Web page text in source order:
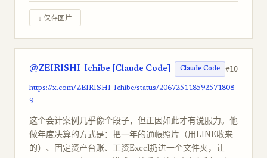
↓ 保存图片
@ZEIRISHI_Ichibe [Claude Code] Claude Code #10
https://x.com/ZEIRISHI_Ichibe/status/206725118592571808
9
这个会计案例几乎像个段子，但正因如此才有说服力。他
做年度决算的方式是：把一年的通帳照片（用LINE收来
的）、固定资产台账、工资Excel扔进一个文件夹，让